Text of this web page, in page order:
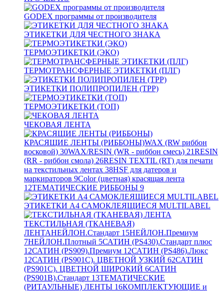
GODEX программы от производителя
ЭТИКЕТКИ ДЛЯ ЧЕСТНОГО ЗНАКА
ТЕРМОЭТИКЕТКИ (ЭКО)
ТЕРМОТРАНСФЕРНЫЕ ЭТИКЕТКИ (ПЛГ)
ЭТИКЕТКИ ПОЛИПРОПИЛЕН (TPP)
ТЕРМОЭТИКЕТКИ (ТОП)
ЧЕКОВАЯ ЛЕНТА
КРАСЯЩИЕ ЛЕНТЫ (РИББОНЫ)WAX (RW риббон
восковой) 30WAX/RESIN (WR - риббон смесь) 21RESIN
(RR - риббон смола) 26RESIN TEXTIL (RT) для печати
на текстильных лентах 38HSF для датеров и
маркираторов 9Color (цветная) красящая лента
12ТЕМАТИЧЕСКИЕ РИББОНЫ 9
ЭТИКЕТКИ А4 САМОКЛЕЯЩИЕСЯ MULTILABEL
ТЕКСТИЛЬНАЯ (ТКАНЕВАЯ)
ЛЕНТАНЕЙЛОН.Стандарт 15НЕЙЛОН.Премиум
7НЕЙЛОН.Плотный 5САТИН (PS430).Стандарт плюс
12САТИН (PS909).Премиум 12САТИН (PS486).Люкс
12САТИН (PS901C). ЦВЕТНОЙ УЗКИЙ 62САТИН
(PS901C). ЦВЕТНОЙ ШИРОКИЙ 6САТИН
(PS901B).Стандарт 13ТЕМАТИЧЕСКИЕ
(РИТАУЛЬНЫЕ) ЛЕНТЫ 16КОМПЛЕКТУЮЩИЕ и